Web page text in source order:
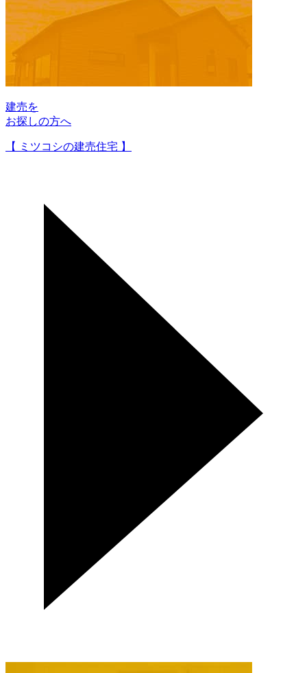
建売を
お探しの方へ
【 ミツコシの建売住宅 】